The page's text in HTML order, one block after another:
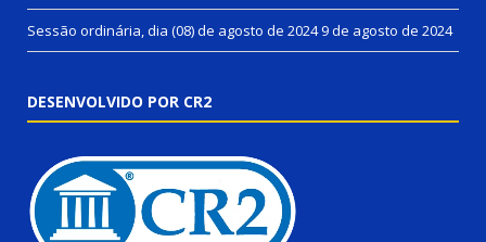
Sessão ordinária, dia (08) de agosto de 20249 de agosto de 2024
DESENVOLVIDO POR CR2